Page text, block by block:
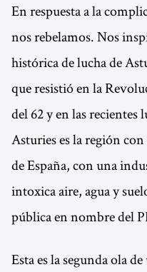
En respuesta a la
nos rebelamos. Nos
histórica de lucha de
que resistió en la
del 62 y en las recientes
Asturies es la región
de España, con una
intoxica aire, agua y
pública en nombre del
Esta es la segunda ola